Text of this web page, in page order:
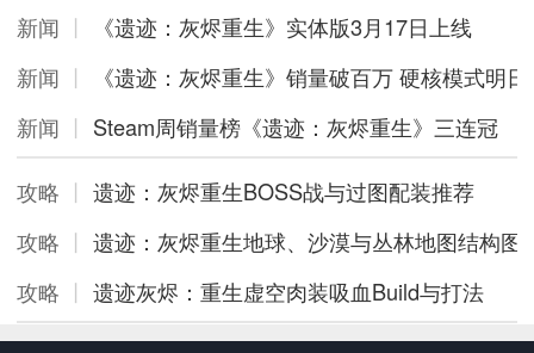
新闻 丨
《遗迹：灰烬重生》实体版3月17日上线
新闻 丨
《遗迹：灰烬重生》销量破百万 硬核模式明
新闻 丨 Steam周销量榜《遗迹：灰烬重生》三连冠
攻略 丨 遗迹：灰烬重生BOSS战与过图配装推荐
攻略 丨 遗迹：灰烬重生地球、沙漠与丛林地图结构图
攻略 丨 遗迹灰烬：重生虚空肉装吸血Build与打法